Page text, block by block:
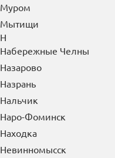
Муром
Мытищи
Н
Набережные Челны
Назарово
Назрань
Нальчик
Наро-Фоминск
Находка
Невинномысск